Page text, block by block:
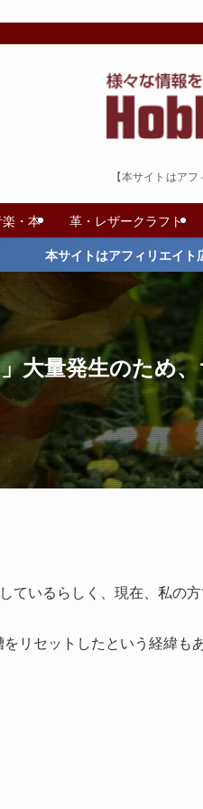
【本サイトはア
・本 革・レザークラフト
本サイトはアフィリエイト
大量発生のため
ているらしく、現在、私の
リセットしたという経緯も